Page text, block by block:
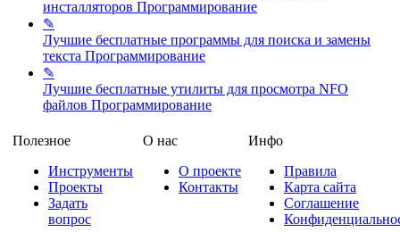
инсталляторов Программирование
✎
Лучшие бесплатные программы для поиска и замены
текста Программирование
✎
Лучшие бесплатные утилиты для просмотра NFO
файлов Программирование
Полезное
Инструменты
Проекты
Задать
вопрос
О нас
О проекте
Контакты
Инфо
Правила
Карта сайта
Соглашение